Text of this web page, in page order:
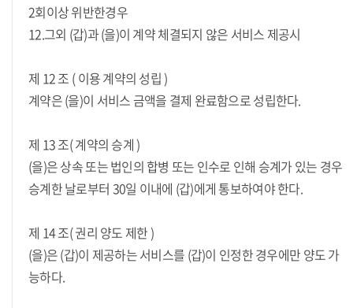
2회이상 위반한경우
12.그외 (갑)과 (을)이 계약 체결되지 않은 서비스 제공시
제 12 조 ( 이용 계약의 성립 )
계약은 (을)이 서비스 금액을 결제 완료함으로 성립한다.
제 13 조( 계약의 승계 )
(을)은 상속 또는 법인의 합병 또는 인수로 인해 승계가 있는 경우
승계한 날로부터 30일 이내에 (갑)에게 통보하여야 한다.
제 14 조( 권리 양도 제한 )
(을)은 (갑)이 제공하는 서비스를 (갑)이 인정한 경우에만 양도 가
능하다.